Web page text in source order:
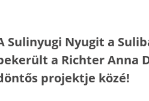
Sulinyugi Nyugit a
a Richter Anna
projektje közé!